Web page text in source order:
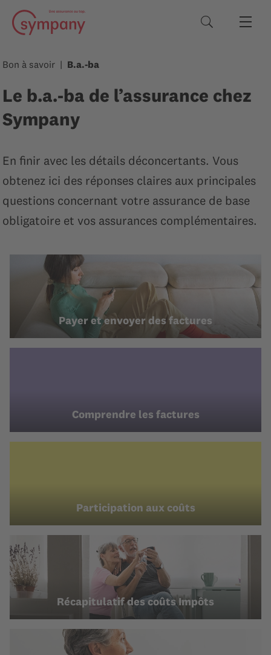
Termes de
Bon à savoir B.a.-ba
Le b.a.-ba de l’assurance chez
Sympany
En finir avec les détails déconcertants. Vous
obtenez ici des réponses claires aux principales
questions concernant votre assurance de base
obligatoire et vos assurances complémentaires.
Payer et envoyer des factures
Comprendre les factures
Participation aux coûts
Récapitulatif des coûts Impôts